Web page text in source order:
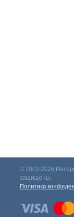
© 2003-2026
защищены.
Политика